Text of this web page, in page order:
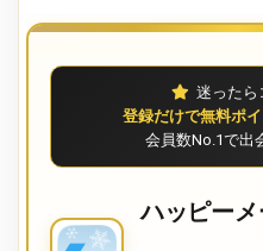
迷ったら
登録だけで無料ポ
会員数No.1で出
ハッピー